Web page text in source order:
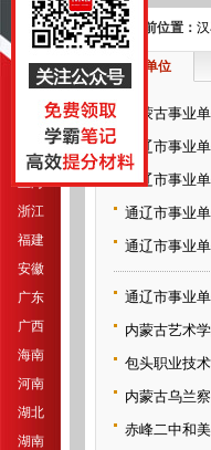
导航
江苏
上海
浙江
福建
安徽
广东
广西
海南
河南
湖北
湖南
您的当前位置：
事业单位
内蒙古事业
通辽市事业
通辽市事业
通辽市事业
通辽市事业
通辽市事业
内蒙古艺术
包头职业技
内蒙古乌兰
赤峰二中和